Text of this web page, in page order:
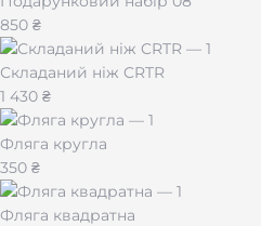
850 ₴
Складаний ніж CRTR
1 430 ₴
Фляга кругла
350 ₴
Фляга квадратна